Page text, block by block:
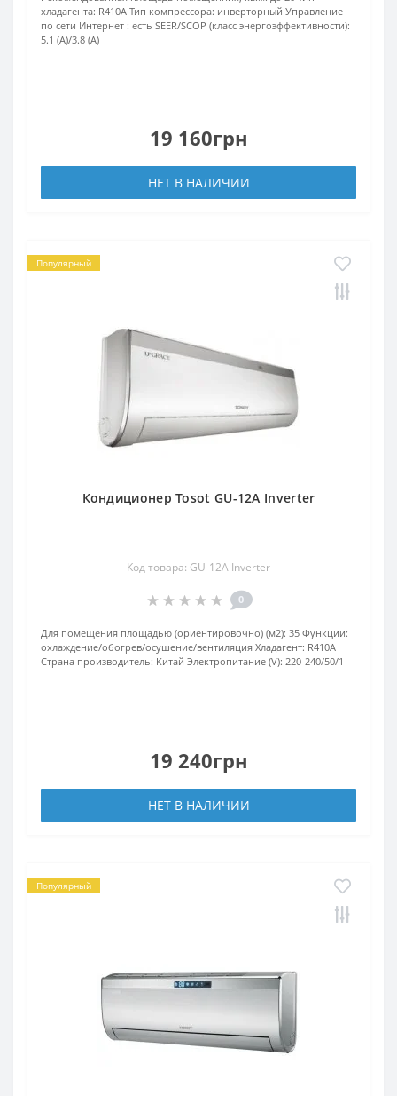
хладагента: R410А Тип компрессора: инверторный Управление
по сети Интернет : есть SEER/SCOP (класс энергоэффективности):
5.1 (A)/3.8 (A)
19 160грн
НЕТ В НАЛИЧИИ
Популярный
Кондиционер Tosot GU-12A Inverter
Код товара: GU-12A Inverter
0
Для помещения площадью (ориентировочно) (м2): 35 Функции:
охлаждение/обогрев/осушение/вентиляция Хладагент: R410А
Страна производитель: Китай Электропитание (V): 220-240/50/1
19 240грн
НЕТ В НАЛИЧИИ
Популярный